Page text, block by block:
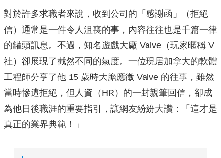
對於許多求職者來說，收到公司的「感謝函」（拒絕
信）通常是一件令人沮喪的事，內容往往也是千篇一律
的罐頭訊息。不過，知名遊戲大廠 Valve（玩家暱稱 V
社）卻展現了截然不同的氣度。一位現居加拿大的軟體
工程師分享了他 15 歲時大膽應徵 Valve 的往事，雖然
當時慘遭拒絕，但人資（HR）的一封親筆回信，卻成
為他日後職涯的重要指引，讓網友紛紛大讚：「這才是
真正的業界典範！」